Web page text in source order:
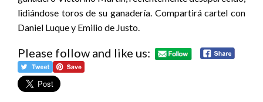
lidiándose toros de su ganadería. Compartirá cartel con
Daniel Luque y Emilio de Justo.
Please follow and like us: